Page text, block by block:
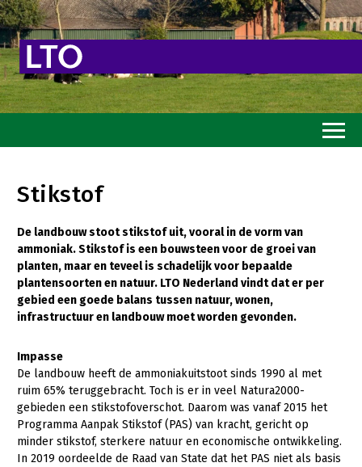
Toekomstvisie
Goed eten
Mooi groen
Sterk ondernemerschap
Transitiepaden
Thema’s
Gezonde planten
Gezonde dieren
Natuur, klimaat en energie
Stikstof
De landbouw stoot stikstof uit, vooral in de vorm van
ammoniak. Stikstof is een bouwsteen voor de groei van
planten, maar en teveel is schadelijk voor bepaalde
plantensoorten en natuur. LTO Nederland vindt dat er per
gebied een goede balans tussen natuur, wonen,
infrastructuur en landbouw moet worden gevonden.
Impasse
De landbouw heeft de ammoniakuitstoot sinds 1990 al met
ruim 65% teruggebracht. Toch is er in veel Natura2000-
gebieden een stikstofoverschot. Daarom was vanaf 2015 het
Programma Aanpak Stikstof (PAS) van kracht, gericht op
minder stikstof, sterkere natuur en economische ontwikkeling.
In 2019 oordeelde de Raad van State dat het PAS niet als basis